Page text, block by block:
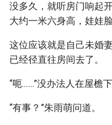
没多久，就听房门响起
大约一米六身高，娃娃
这位应该就是自己未婚
已经径直往房间去了。
“呃.......”没办法人在屋檐
“有事？”朱雨萌问道。